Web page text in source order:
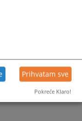
okvirima za
i tužilaštvima u BiH
Prihvatam sve
Pokreće Klaro!